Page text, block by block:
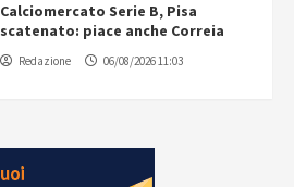
Calciomercato Serie B, Pisa
scatenato: piace anche Correia
Redazione 06/08/2026 11:03